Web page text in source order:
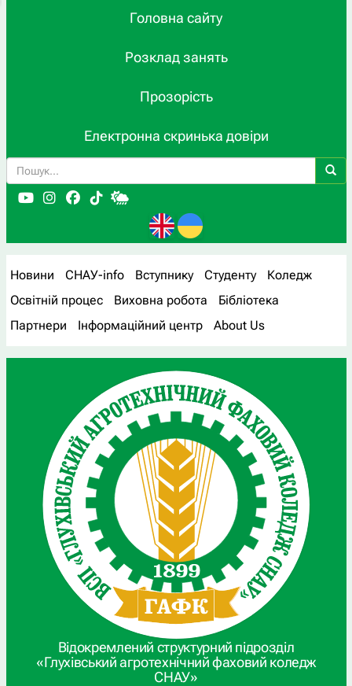
Головна сайту
Розклад занять
Прозорість
Електронна скринька довіри
Новини СНАУ-info Вступнику Студенту
Коледж
Освітній процес
Виховна робота
Бібліотека
Партнери
Інформаційний центр About Us
Відокремлений структурний підрозділ
«Глухівський агротехнічний фаховий коледж
СНАУ»